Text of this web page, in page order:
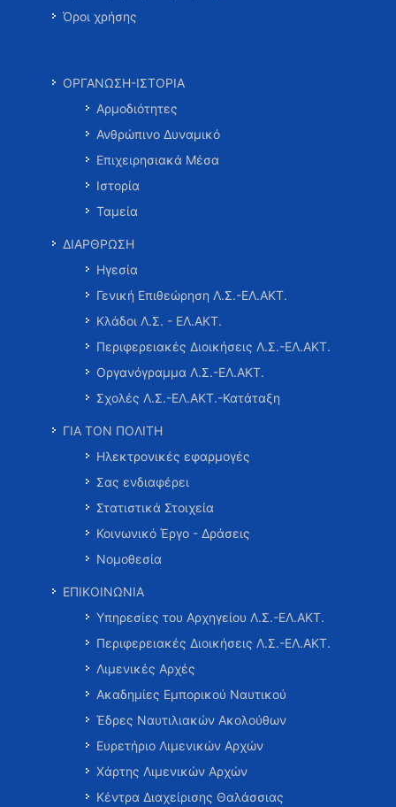
Όροι χρήσης
ΟΡΓΑΝΩΣΗ-ΙΣΤΟΡΙΑ
Αρμοδιότητες
Ανθρώπινο Δυναμικό
Επιχειρησιακά Μέσα
Ιστορία
Ταμεία
ΔΙΑΡΘΡΩΣΗ
Ηγεσία
Γενική Επιθεώρηση Λ.Σ.-ΕΛ.ΑΚΤ.
Κλάδοι Λ.Σ. - ΕΛ.ΑΚΤ.
Περιφερειακές Διοικήσεις Λ.Σ.-ΕΛ.ΑΚΤ.
Οργανόγραμμα Λ.Σ.-ΕΛ.ΑΚΤ.
Σχολές Λ.Σ.-ΕΛ.ΑΚΤ.-Κατάταξη
ΓΙΑ ΤΟΝ ΠΟΛΙΤΗ
Ηλεκτρονικές εφαρμογές
Σας ενδιαφέρει
Στατιστικά Στοιχεία
Κοινωνικό Έργο - Δράσεις
Νομοθεσία
ΕΠΙΚΟΙΝΩΝΙΑ
Υπηρεσίες του Αρχηγείου Λ.Σ.-ΕΛ.ΑΚΤ.
Περιφερειακές Διοικήσεις Λ.Σ.-ΕΛ.ΑΚΤ.
Λιμενικές Αρχές
Ακαδημίες Εμπορικού Ναυτικού
Έδρες Ναυτιλιακών Ακολούθων
Ευρετήριο Λιμενικών Αρχών
Χάρτης Λιμενικών Αρχών
Κέντρα Διαχείρισης Θαλάσσιας